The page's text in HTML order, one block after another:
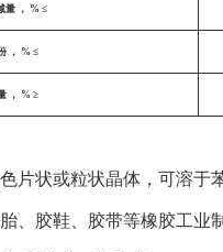
量 ， % ≤
， % ≤
， % ≥
片状或粒状晶体，可溶
、胶鞋、胶带等橡胶工业